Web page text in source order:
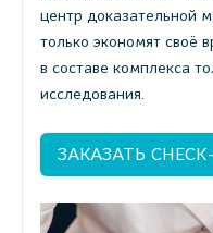
центр доказательной
только экономят своё
в составе комплекса
исследования.
ЗАКАЗАТЬ